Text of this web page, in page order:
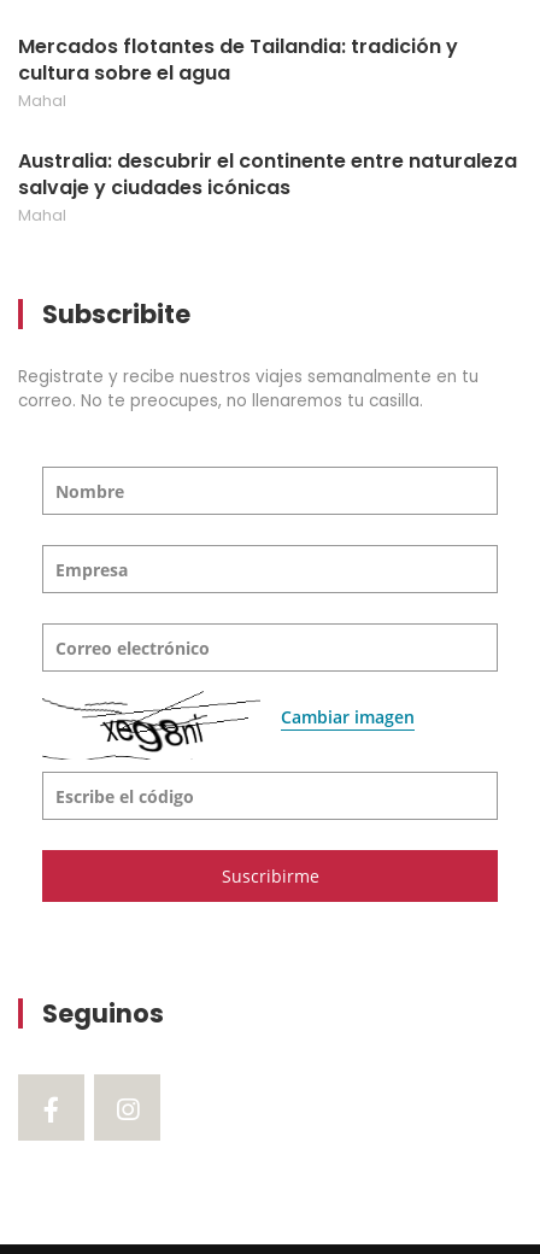
Mercados flotantes de Tailandia: tradición y
cultura sobre el agua
Mahal
Australia: descubrir el continente entre naturaleza
salvaje y ciudades icónicas
Mahal
Subscribite
Registrate y recibe nuestros viajes semanalmente en tu
correo. No te preocupes, no llenaremos tu casilla.
Nombre
Empresa
Correo electrónico
Cambiar imagen
Escribe el código
Seguinos